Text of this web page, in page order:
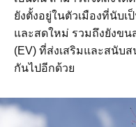
ยังตั้งอยู่ในตัวเมืองที่นับเ
และสดใหม่ รวมถึงยังขน
(EV) ที่ส่งเสริมและสนับ
กันไปอีกด้วย